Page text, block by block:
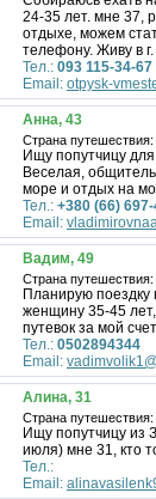
24-35 лет. мне 37,
отдыхе, можем
телефону. Живу в
Тел.: 093 115-34-67
Email: otpysk-
Анна, 43
Страна путешествия:
Ищу попутчицу
Веселая,
море и отдых на
Тел.: +380 (66)
Email:
Вадим, 49
Страна путешествия:
Планирую поездку
женщину 35-45
путевок за мой
Тел.: 0502894344
Email:
Алина, 31
Страна путешествия:
Ищу попутчицу из
июля) мне 31, кто
Тел.:
Email: